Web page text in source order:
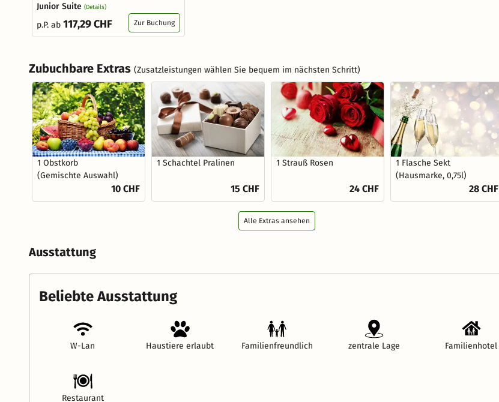
Junior Suite (Details)
p.P. ab 117,29 CHF Zur Buchung
Zubuchbare Extras (Zusatzleistungen wählen Sie bequem im nächsten Schritt)
1 Obstkorb
(Gemischte Auswahl)
10 CHF
1 Schachtel Pralinen
15 CHF
1 Strauß Rosen
24 CHF
1 Flasche Sekt
(Hausmarke, 0,75l)
28 CHF
Alle Extras ansehen
Ausstattung
Beliebte Ausstattung
W-Lan Haustiere erlaubt Familienfreundlich zentrale Lage Familienhotel
Restaurant